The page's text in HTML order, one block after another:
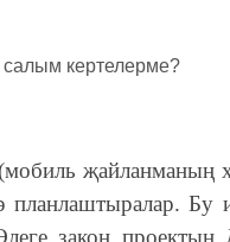
җайланманың
планлаштыралар.
закон